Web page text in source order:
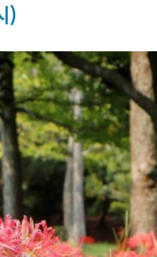
)